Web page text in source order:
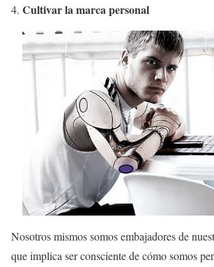
Cultivar la marca personal
Nosotros mismos somos embajadores de
que implica ser consciente de cómo somos